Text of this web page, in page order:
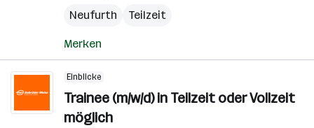
Neufurth
Teilzeit
Merken
Einblicke
Trainee (m/w/d) in Teilzeit oder Vollzeit
möglich